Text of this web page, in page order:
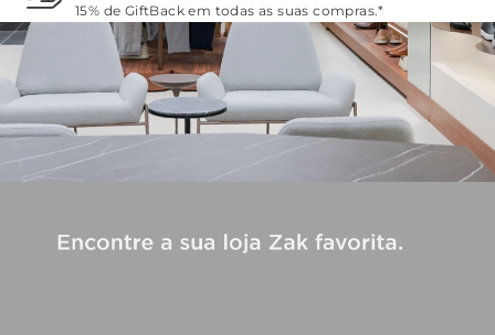
15% de GiftBack em todas as suas compras.*